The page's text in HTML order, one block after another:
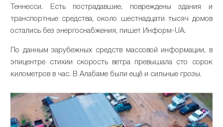
Теннесси. Есть пострадавшие, повреждены здания и
транспортные средства, около шестнадцати тысяч домов
остались без энергоснабжения, пишет Информ-UA.
По данным зарубежных средств массовой информации, в
эпицентре стихии скорость ветра превышала сто сорок
километров в час. В Алабаме были ещё и сильные грозы.